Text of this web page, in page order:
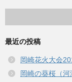
最近の投稿
岡崎花火大会
岡崎の葵桜（